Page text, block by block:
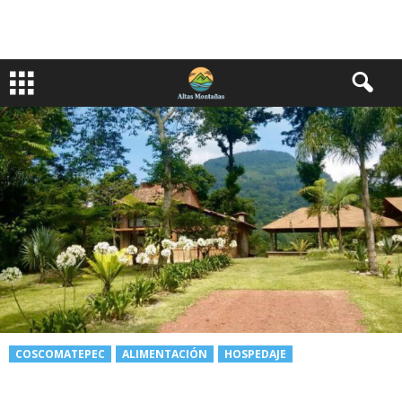
COSCOMATEPEC ALIMENTACIÓN HOSPEDAJE